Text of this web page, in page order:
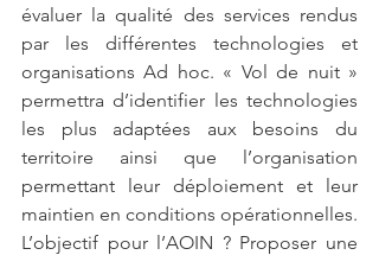
évaluer la qualité des services rendus
par les différentes technologies et
organisations Ad hoc. « Vol de nuit »
permettra d’identifier les technologies
les plus adaptées aux besoins du
territoire ainsi que l’organisation
permettant leur déploiement et leur
maintien en conditions opérationnelles.
L’objectif pour l’AOIN ? Proposer une